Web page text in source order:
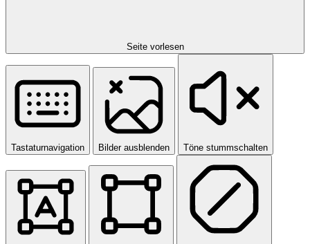
Seite vorlesen
Tastaturnavigation Bilder ausblenden Töne stummschalten